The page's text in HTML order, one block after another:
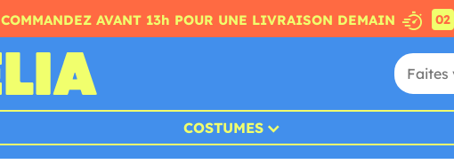
COMMANDEZ AVANT 13h POUR UNE LIVRAISON DEMAIN 02
COSTUMES